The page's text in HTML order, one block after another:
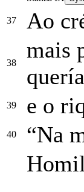
37 Ao
38
mais
39 e o
40 “Na